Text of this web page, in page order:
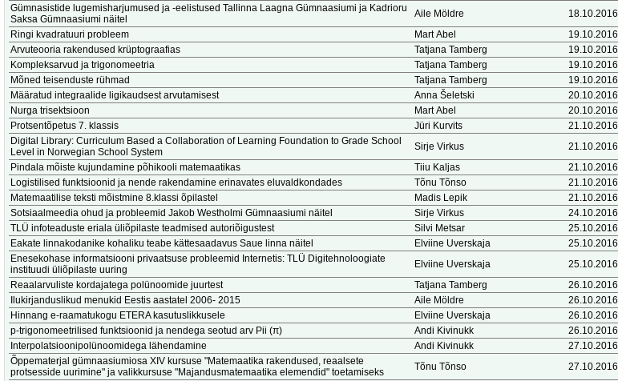
Gümnasistide lugemisharjumused ja -eelistused Tallinna Laagna Gümnaasiumi ja Kadrioru
Saksa Gümnaasiumi näitel
Aile Möldre 18.10.2016
Ringi kvadratuuri probleem
Mart Abel 19.10.2016
Arvuteooria rakendused krüptograafias
Tatjana Tamberg 19.10.2016
Kompleksarvud ja trigonomeetria
Tatjana Tamberg 19.10.2016
Mõned teisenduste rühmad
Tatjana Tamberg 19.10.2016
Määratud integraalide ligikaudsest arvutamisest
Anna Šeletski 20.10.2016
Nurga trisektsioon
Mart Abel 20.10.2016
Protsentõpetus 7. klassis
Jüri Kurvits 21.10.2016
Digital Library: Curriculum Based a Collaboration of Learning Foundation to Grade School
Level in Norwegian School System
Sirje Virkus 21.10.2016
Pindala mõiste kujundamine põhikooli matemaatikas
Tiiu Kaljas 21.10.2016
Logistilised funktsioonid ja nende rakendamine erinavates eluvaldkondades
Tõnu Tõnso 21.10.2016
Matemaatilise teksti mõistmine 8.klassi õpilastel
Madis Lepik 21.10.2016
Sotsiaalmeedia ohud ja probleemid Jakob Westholmi Gümnaasiumi näitel
Sirje Virkus 24.10.2016
TLÜ infoteaduste eriala üliõpilaste teadmised autoriõigustest
Silvi Metsar 25.10.2016
Eakate linnakodanike kohaliku teabe kättesaadavus Saue linna näitel
Elviine Uverskaja 25.10.2016
Enesekohase informatsiooni privaatsuse probleemid Internetis: TLÜ Digitehnoloogiate
instituudi üliõpilaste uuring
Elviine Uverskaja 25.10.2016
Reaalarvuliste kordajatega polünoomide juurtest
Tatjana Tamberg 26.10.2016
Ilukirjanduslikud menukid Eestis aastatel 2006- 2015
Aile Möldre 26.10.2016
Hinnang e-raamatukogu ETERA kasutuslikkusele
Elviine Uverskaja 26.10.2016
p-trigonomeetrilised funktsioonid ja nendega seotud arv Pii (π)
Andi Kivinukk 26.10.2016
Interpolatsioonipolünoomidega lähendamine
Andi Kivinukk 27.10.2016
Õppematerjal gümnaasiumiosa XIV kursuse "Matemaatika rakendused, reaalsete
protsesside uurimine" ja valikkursuse "Majandusmatemaatika elemendid" toetamiseks
Tõnu Tõnso 27.10.2016